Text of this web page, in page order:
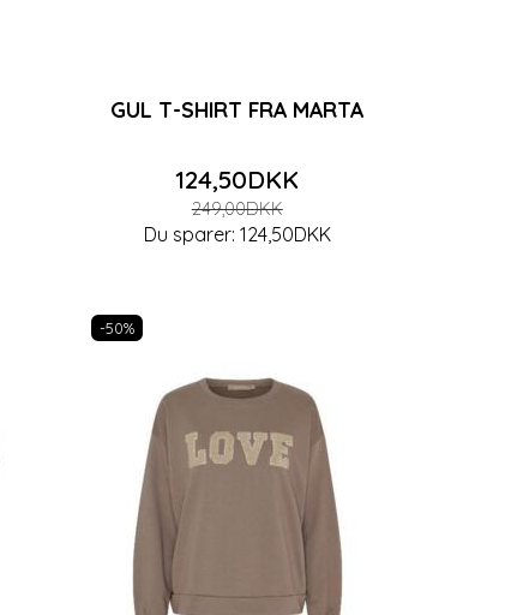
GUL T-SHIRT FRA MARTA
124,50DKK
249,00DKK
Du sparer: 124,50DKK
-50%